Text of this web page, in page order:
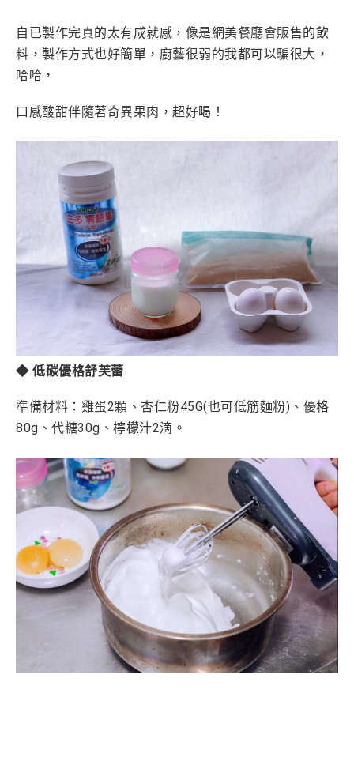
自已製作完真的太有成就感，像是網美餐廳會販售的飲
料，製作方式也好簡單，廚藝很弱的我都可以騙很大，
哈哈，
口感酸甜伴隨著奇異果肉，超好喝！
◆ 低碳優格舒芙蕾
準備材料：雞蛋2顆、杏仁粉45G(也可低筋麵粉) 、優格
80g 、代糖30g 、 檸檬汁2滴。